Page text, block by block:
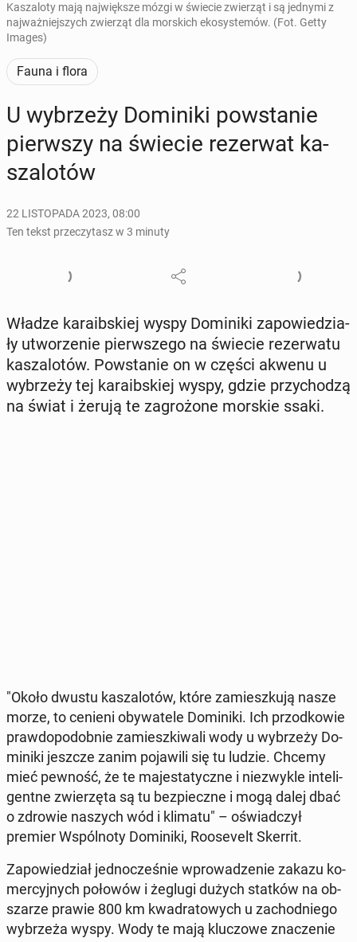
Kaszaloty mają największe mózgi w świecie zwierząt i są jednymi z
najważniejszych zwierząt dla morskich ekosystemów. (Fot. Getty
Images)
Fauna i flora
U wy­brze­ży Do­mi­ni­ki po­wsta­nie
pierw­szy na świecie re­zer­wat ka­
sza­lo­tów
22 LISTOPADA 2023, 08:00
Ten tekst przeczytasz w 3 minuty
Władze ka­ra­ib­skiej wyspy Do­mi­ni­ki za­po­wie­dzia­
ły utwo­rze­nie pierw­sze­go na świecie re­zer­wa­tu
ka­sza­lo­tów. Po­wsta­nie on w części akwenu u
wy­brze­ży tej ka­ra­ib­skiej wyspy, gdzie przy­cho­dzą
na świat i żerują te za­gro­żo­ne morskie ssaki.
"Około dwustu ka­sza­lo­tów, które za­miesz­ku­ją nasze
morze, to cenieni oby­wa­te­le Do­mi­ni­ki. Ich przod­ko­wie
praw­do­po­dob­nie za­miesz­ki­wa­li wody u wy­brze­ży Do­
mi­ni­ki jeszcze zanim po­ja­wi­li się tu ludzie. Chcemy
mieć pewność, że te ma­je­sta­tycz­ne i nie­zwy­kle in­te­li­
gent­ne zwie­rzę­ta są tu bez­piecz­ne i mogą dalej dbać
o zdrowie naszych wód i klimatu" – oświad­czył
premier Wspól­no­ty Do­mi­ni­ki, Ro­ose­velt Skerrit.
Za­po­wie­dział jed­no­cze­śnie wpro­wa­dze­nie zakazu ko­
mer­cyj­nych połowów i żeglugi dużych statków na ob­
sza­rze prawie 800 km kwa­dra­to­wych u za­chod­nie­go
wy­brze­ża wyspy. Wody te mają klu­czo­we zna­cze­nie